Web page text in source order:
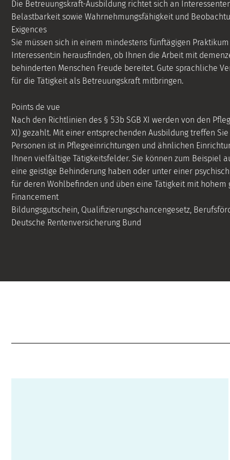
Die Betreuungskraft-Ausbildung richtet sich an
Belastbarkeit sowie Wahrnehmungsfähigkeit und
Exigences
Sie müssen sich in einem mindestens fünftägigen
Interessent:in herausfinden, ob Ihnen die Arbeit mit
behinderten Menschen Freude bereitet. Gute sprachliche
für die Tätigkeit als Betreuungskraft mitbringen.
Points de vue
Nach den Richtlinien des § 53b SGB XI werden von den
XI) gezahlt. Mit einer entsprechenden Ausbildung treffen
Personen ist in Pflegeeinrichtungen und ähnlichen
Ihnen vielfältige Tätigkeitsfelder. Sie können zum Beispiel
eine geistige Behinderung haben oder unter einer
für deren Wohlbefinden und üben eine Tätigkeit mit
Financement
Bildungsgutschein, Qualifizierungschancengesetz,
Deutsche Rentenversicherung Bund